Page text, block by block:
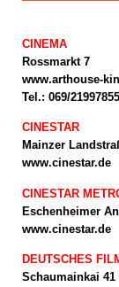
CINEMA
Rossmarkt 7
www.arthouse-
Tel.: 069/21997855
CINESTAR
Mainzer
www.cinestar.de
CINESTAR
Eschenheimer
www.cinestar.de
DEUTSCHES
Schaumainkai 41